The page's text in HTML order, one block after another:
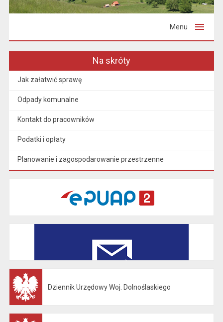
Menu
Na skróty
Jak załatwić sprawę
Odpady komunalne
Kontakt do pracowników
Podatki i opłaty
Planowanie i zagospodarowanie przestrzenne
Dziennik Urzędowy Woj. Dolnoślaskiego